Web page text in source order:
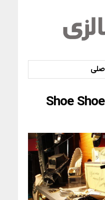
کفش کفش کفش Shoe Shoe